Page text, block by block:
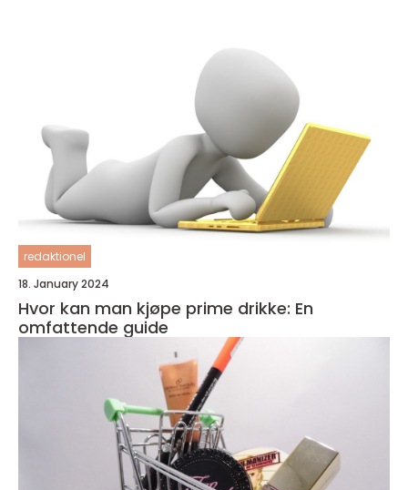
redaktionel
18. January 2024
Hvor kan man kjøpe prime drikke: En
omfattende guide